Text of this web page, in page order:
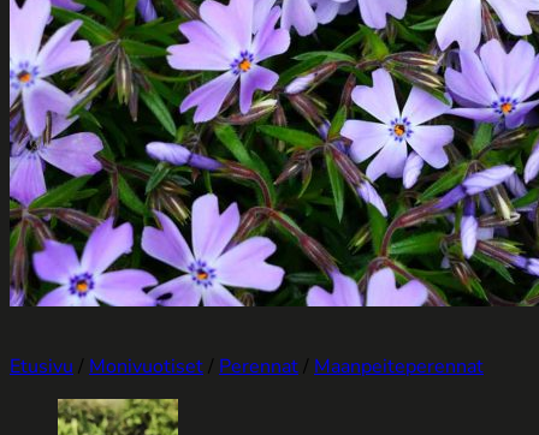
Etusivu / Monivuotiset/ Perennat/ Maanpeiteperennat